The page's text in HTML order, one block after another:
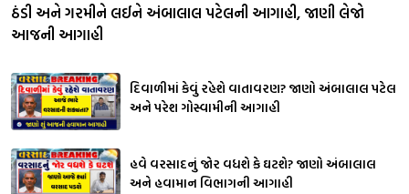
ઠંડી અને ગરમીને લઈને અંબાલાલ પટેલની આગાહી, જાણી લેજો
આજની આગાહી
દિવાળીમાં કેવું રહેશે વાતાવરણ? જાણો અંબાલાલ પટેલ
અને પરેશ ગોસ્વામીની આગાહી
હવે વરસાદનું જોર વધશે કે ઘટશે? જાણો અંબાલાલ
અને હવામાન વિભાગની આગાહી